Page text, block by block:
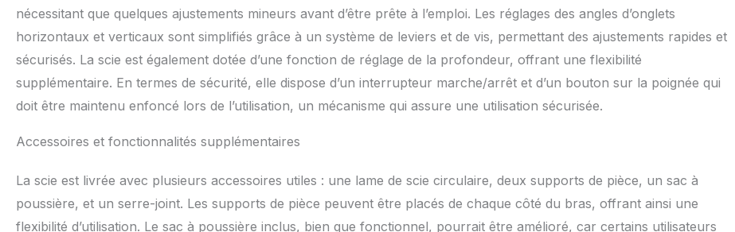
nécessitant que quelques ajustements mineurs avant d’être prête à l’emploi. Les réglages des angles d’onglets
horizontaux et verticaux sont simplifiés grâce à un système de leviers et de vis, permettant des ajustements rapides et
sécurisés. La scie est également dotée d’une fonction de réglage de la profondeur, offrant une flexibilité
supplémentaire. En termes de sécurité, elle dispose d’un interrupteur marche/arrêt et d’un bouton sur la poignée qui
doit être maintenu enfoncé lors de l’utilisation, un mécanisme qui assure une utilisation sécurisée.
Accessoires et fonctionnalités supplémentaires
La scie est livrée avec plusieurs accessoires utiles : une lame de scie circulaire, deux supports de pièce, un sac à
poussière, et un serre-joint. Les supports de pièce peuvent être placés de chaque côté du bras, offrant ainsi une
flexibilité d’utilisation. Le sac à poussière inclus, bien que fonctionnel, pourrait être amélioré, car certains utilisateurs